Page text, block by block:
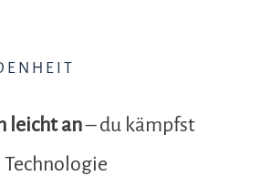
leicht an– du kämpfst